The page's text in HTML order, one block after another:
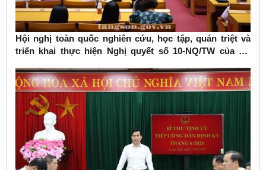
Hội nghị toàn quốc nghiên cứu, học tập, quán triệt và
triển khai thực hiện Nghị quyết số 10-NQ/TW của Bộ